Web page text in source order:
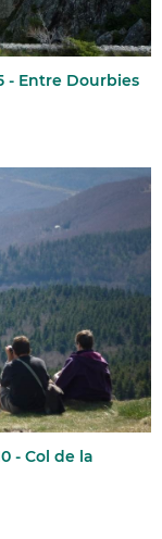
- Entre Dourbies
- Col de la